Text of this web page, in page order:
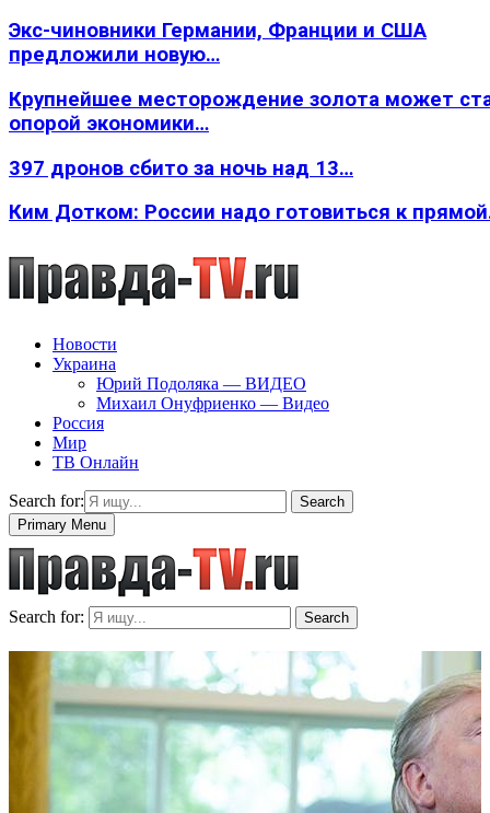
Экс-чиновники Германии, Франции и США
предложили новую…
Крупнейшее месторождение золота может
опорой экономики…
397 дронов сбито за ночь над 13…
Ким Дотком: России надо готовиться к
Новости
Украина
Юрий Подоляка — ВИДЕО
Михаил Онуфриенко — Видео
Россия
Мир
ТВ Онлайн
Search for:
Search
Primary Menu
Search for: Search